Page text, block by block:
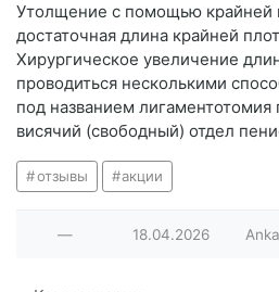
Утолщение с помощью крайней
достаточная длина крайней
Хирургическое увеличение
проводиться несколькими
под названием лигаментотомия
висячий (свободный) отдел
отзывы акции
— 18.04.2026 Anka